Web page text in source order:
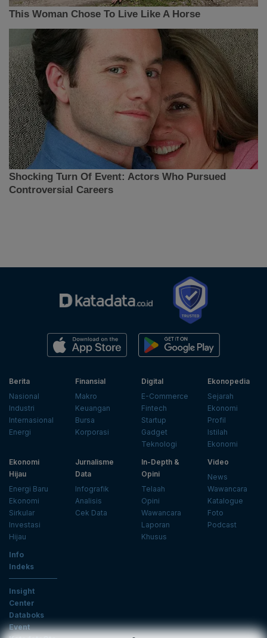
Berita
Nasional
Industri
Internasional
Energi
Finansial
Makro
Keuangan
Bursa
Korporasi
Digital
E-Commerce
Fintech
Startup
Gadget
Teknologi
Ekonopedia
Sejarah
Ekonomi
Profil
Istilah
Ekonomi
Ekonomi
Hijau
Energi Baru
Ekonomi
Sirkular
Investasi
Hijau
Jurnalisme
Data
Infografik
Analisis
Cek Data
In-Depth &
Opini
Telaah
Opini
Wawancara
Laporan
Khusus
Video
News
Wawancara
Katalogue
Foto
Podcast
Info
Indeks
Insight
Center
Databoks
Event